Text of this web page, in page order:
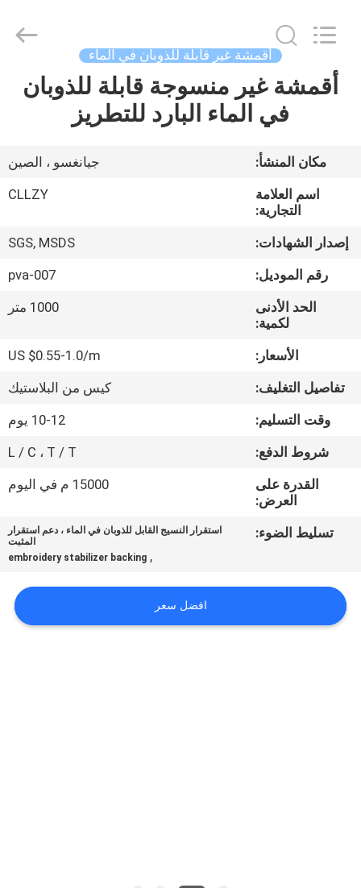
المنزل
حولنا
جولة
المصنع
مراقبة
الجودة
أخبار
اطلب
اقتباس
الموقع
PRIVACY
Macromolecule
Materials
Reserved.
أقمشة غير قابلة للذوبان في الماء
أقمشة غير منسوجة قابلة للذوبان
في الماء البارد للتطريز
مكان المنشأ:
جيانغسو ، الصين
اسم العلامة
التجارية:
CLLZY
إصدار الشهادات:
SGS, MSDS
رقم الموديل:
pva-007
الحد الأدنى
لكمية:
1000 متر
الأسعار:
US $0.55-1.0/m
تفاصيل التغليف:
كيس من البلاستيك
وقت التسليم:
10-12 يوم
شروط الدفع:
L / C ، T / T
القدرة على
العرض:
15000 م في اليوم
تسليط الضوء:
استقرار النسيج القابل للذوبان في الماء ، دعم استقرار
المثبت
,
embroidery stabilizer backing
افضل سعر